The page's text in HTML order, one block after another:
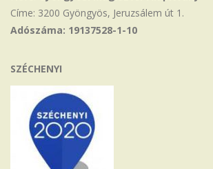
Címe: 3200 Gyöngyös, Jeruzsálem út 1.
Adószáma: 19137528-1-10
SZÉCHENYI